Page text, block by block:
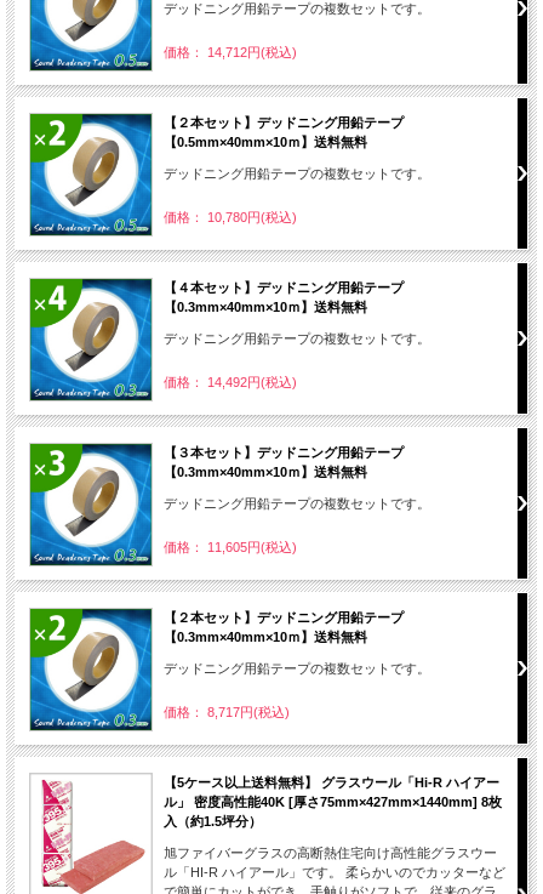
デッドニング用鉛テープの複数セットです。
価格： 14,712円(税込)
【２本セット】デッドニング用鉛テープ
【0.5mm×40mm×10ｍ】送料無料
デッドニング用鉛テープの複数セットです。
価格： 10,780円(税込)
【４本セット】デッドニング用鉛テープ
【0.3mm×40mm×10ｍ】送料無料
デッドニング用鉛テープの複数セットです。
価格： 14,492円(税込)
【３本セット】デッドニング用鉛テープ
【0.3mm×40mm×10ｍ】送料無料
デッドニング用鉛テープの複数セットです。
価格： 11,605円(税込)
【２本セット】デッドニング用鉛テープ
【0.3mm×40mm×10ｍ】送料無料
デッドニング用鉛テープの複数セットです。
価格： 8,717円(税込)
【5ケース以上送料無料】 グラスウール「Hi-R ハイアー
ル」 密度高性能40K [厚さ75mm×427mm×1440mm] 8枚
入（約1.5坪分）
旭ファイバーグラスの高断熱住宅向け高性能グラスウー
ル「HI-R ハイアール」です。 柔らかいのでカッターなど